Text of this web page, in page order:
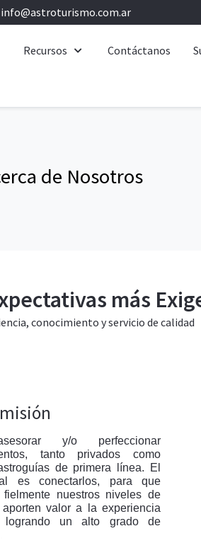
info@astroturismo.com.ar
Recursos Contáctanos
de Nosotros
más
conocimiento y servicio de calidad
y/o perfeccionar
tanto privados como
de primera línea. El
es conectarlos, para que
fielmente nuestros niveles de
valor a la experiencia
logrando un alto grado de